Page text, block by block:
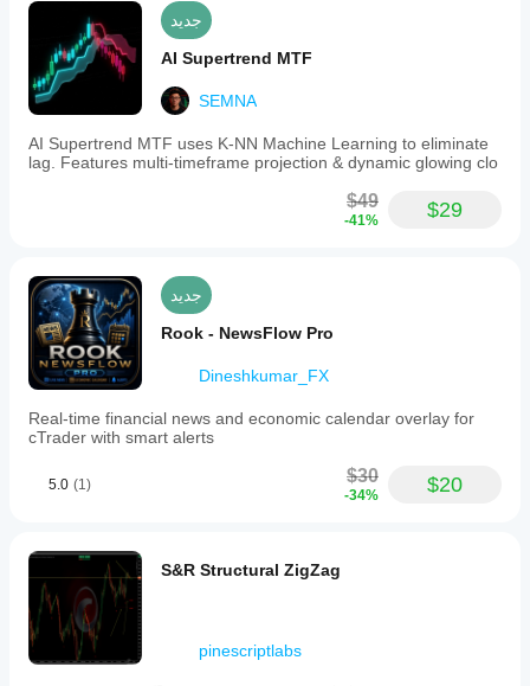
جديد
AI Supertrend MTF
SEMNA
AI Supertrend MTF uses K-NN Machine Learning to eliminate
lag. Features multi-timeframe projection & dynamic glowing clo
$49
-41% $29
جديد
Rook - NewsFlow Pro
Dineshkumar_FX
Real-time financial news and economic calendar overlay for
cTrader with smart alerts
5.0 (1) $30
-34% $20
S&R Structural ZigZag
pinescriptlabs